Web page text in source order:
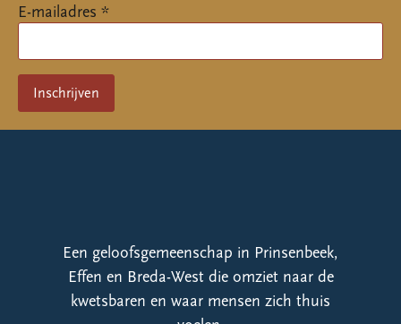
E-mailadres *
Een geloofsgemeenschap in Prinsenbeek,
Effen en Breda-West die omziet naar de
kwetsbaren en waar mensen zich thuis